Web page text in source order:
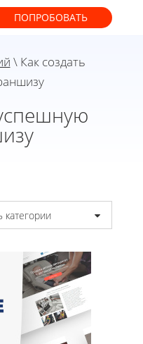
ПОПРОБОВАТЬ
\ Как создать
категории